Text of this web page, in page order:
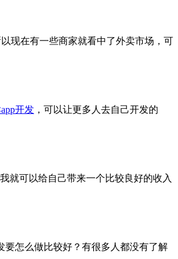
现在有一些商家就看中了外卖市场，可
开发 ，可以让更多人去自己开发的
就可以给自己带来一个比较良好的收入
要怎么做比较好？有很多人都没有了解